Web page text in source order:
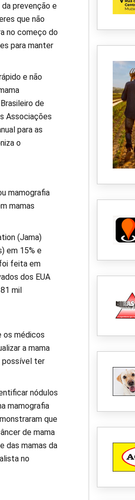
prevenção e
que não
no começo do
para manter
e não
de
Associações
para as
o
mamografia
mamas
(Jama)
em 15% e
feita em
dos EUA
mil
os médicos
a mama
possível ter
nódulos
mamografia
que
de mama
das mamas da
no